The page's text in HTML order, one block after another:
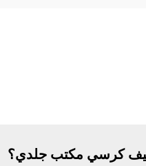
كرسي مكتب جلدي؟